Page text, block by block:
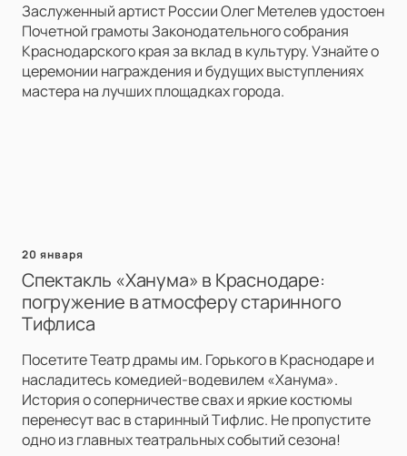
Заслуженный артист России Олег Метелев удостоен
Почетной грамоты Законодательного собрания
Краснодарского края за вклад в культуру. Узнайте о
церемонии награждения и будущих выступлениях
мастера на лучших площадках города.
20 января
Спектакль «Ханума» в Краснодаре:
погружение в атмосферу старинного
Тифлиса
Посетите Театр драмы им. Горького в Краснодаре и
насладитесь комедией-водевилем «Ханума».
История о соперничестве свах и яркие костюмы
перенесут вас в старинный Тифлис. Не пропустите
одно из главных театральных событий сезона!